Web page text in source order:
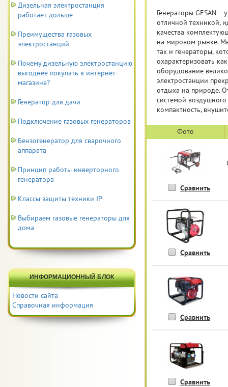
Генераторы GESAN
отличной техникой,
качества
на мировом рынке.
так и генераторы,
охарактеризовать
оборудование
электростанции
отдыха на природе.
системой
компактность,
Фото
Сравнить
Сравнить
Сравнить
Сравнить
Дизельная электростанция
работает дольше
Преимущества газовых
электростанций
Почему дизельную электростанцию
выгоднее покупать в интернет-
магазине?
Генератор для дачи
Подключение газовых генераторов
Бензогенератор для сварочного
аппарата
Принцип работы инверторного
генератора
Классы защиты техники IP
Выбираем газовые генераторы для
дома
ИНФОРМАЦИОННЫЙ БЛОК
Новости сайта
Справочная информация